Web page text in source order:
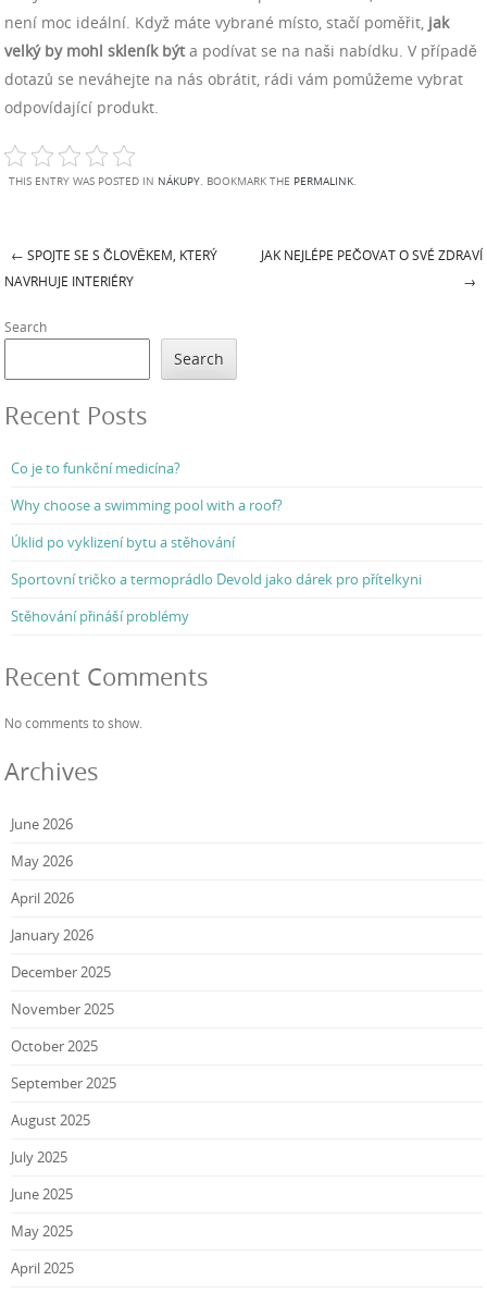
není moc ideální. Když máte vybrané místo, stačí poměřit, jak
velký by mohl skleník býta podívat se na naši nabídku. V případě
dotazů se neváhejte na nás obrátit, rádi vám pomůžeme vybrat
odpovídající produkt.
THIS ENTRY WAS POSTED IN NÁKUPY. BOOKMARK THE PERMALINK.
Post navigation
← SPOJTE SE S ČLOVĚKEM, KTERÝ
NAVRHUJE INTERIÉRY
JAK NEJLÉPE PEČOVAT O SVÉ ZDRAVÍ
→
Search
Search
Recent Posts
Co je to funkční medicína?
Why choose a swimming pool with a roof?
Úklid po vyklizení bytu a stěhování
Sportovní tričko a termoprádlo Devold jako dárek pro přítelkyni
Stěhování přináší problémy
Recent Comments
No comments to show.
Archives
June 2026
May 2026
April 2026
January 2026
December 2025
November 2025
October 2025
September 2025
August 2025
July 2025
June 2025
May 2025
April 2025